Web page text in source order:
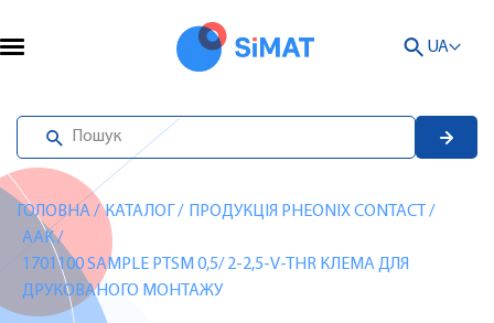
UA
ГОЛОВНА/ КАТАЛОГ / ПРОДУКЦІЯ PHEONIX CONTACT /
AAK/
1701100 SAMPLE PTSM 0,5/ 2-2,5-V-THR КЛЕМА ДЛЯ
ДРУКОВАНОГО МОНТАЖУ